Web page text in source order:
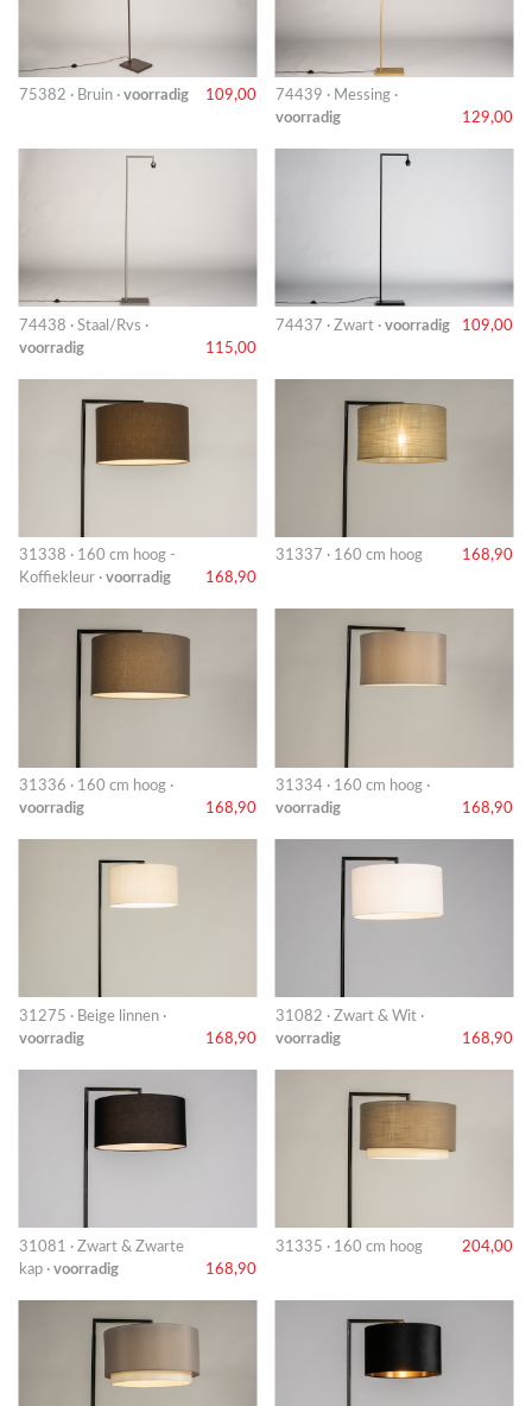
75382 · Bruin · voorradig 109,00
74439 · Messing ·
voorradig
129,00
74438 · Staal/Rvs ·
voorradig
115,00
74437 · Zwart · voorradig 109,00
31338 · 160 cm hoog -
Koffiekleur · voorradig 168,90
31337 · 160 cm hoog 168,90
31336 · 160 cm hoog ·
voorradig
168,90
31334 · 160 cm hoog ·
voorradig
168,90
31275 · Beige linnen ·
voorradig
168,90
31082 · Zwart & Wit ·
voorradig
168,90
31081 · Zwart & Zwarte
kap · voorradig 168,90
31335 · 160 cm hoog 204,00